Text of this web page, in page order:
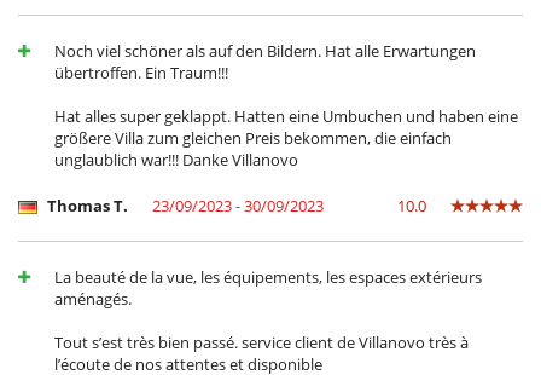
Aria condizionata
Asciugacapelli
Jacuzzi esteriore
Salone TV
Salotto
Spiaggia 10 minuti
Sviluppo sostenibile e impatto ambientale
Stazione di ricarica per auto elettriche
Noch viel schöner als auf den Bildern. Hat alle Erwartungen
übertroffen. Ein Traum!!!
Hat alles super geklappt. Hatten eine Umbuchen und haben eine
größere Villa zum gleichen Preis bekommen, die einfach
unglaublich war!!! Danke Villanovo
Thomas T. 23/09/2023 - 30/09/2023 10.0
La beauté de la vue, les équipements, les espaces extérieurs
aménagés.
Tout s’est très bien passé. service client de Villanovo très à
l’écoute de nos attentes et disponible